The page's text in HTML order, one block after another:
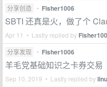
分享创造 • Fisher1006
SBTI 还真是火，做了个
Apr 11 • Lastly replied by
分享发现 • Fisher1006
羊毛党基础知识之卡券交易
Sep 10, 2019 • Lastly replied by